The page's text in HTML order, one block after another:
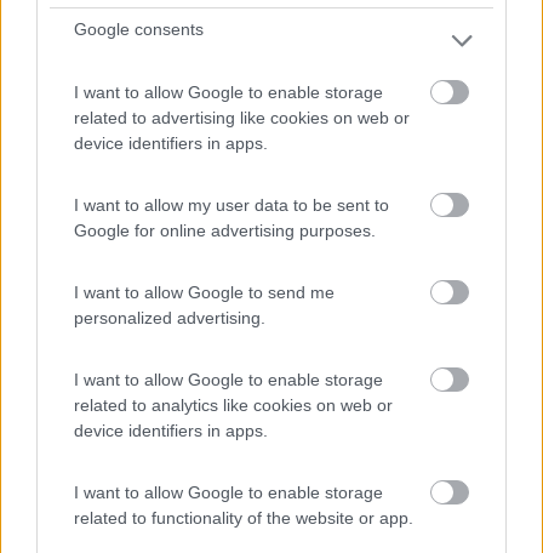
Google consents
I want to allow Google to enable storage
related to advertising like cookies on web or
device identifiers in apps.
I want to allow my user data to be sent to
Google for online advertising purposes.
I want to allow Google to send me
personalized advertising.
I want to allow Google to enable storage
related to analytics like cookies on web or
device identifiers in apps.
I want to allow Google to enable storage
related to functionality of the website or app.
Campeggio
Camping Venezia Village
8,9 30